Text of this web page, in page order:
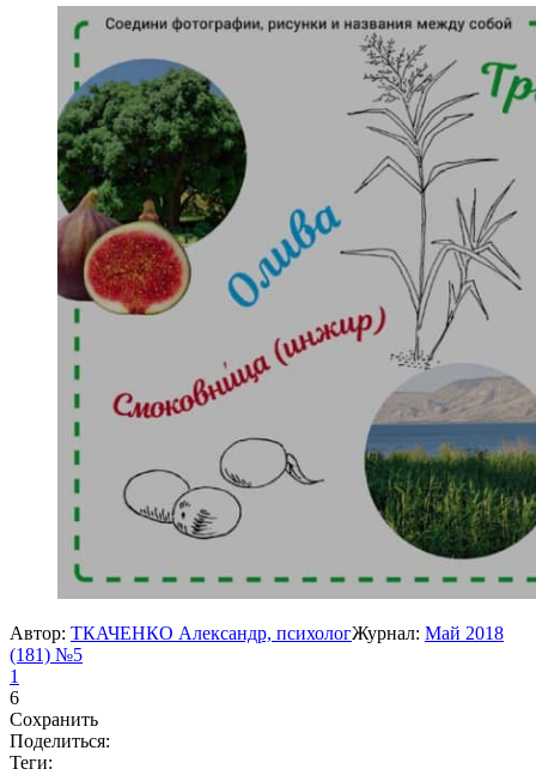
Автор: ТКАЧЕНКО Александр, психологЖурнал: Май 2018
(181) №5
1
6
Сохранить
Поделиться:
Теги: